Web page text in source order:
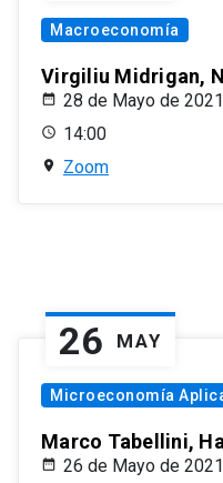
Macroeconomía
Virgiliu Midrigan,
28 de Mayo de 2021
14:00
Zoom
26 MAY
Microeconomía
Marco Tabellini,
26 de Mayo de 2021